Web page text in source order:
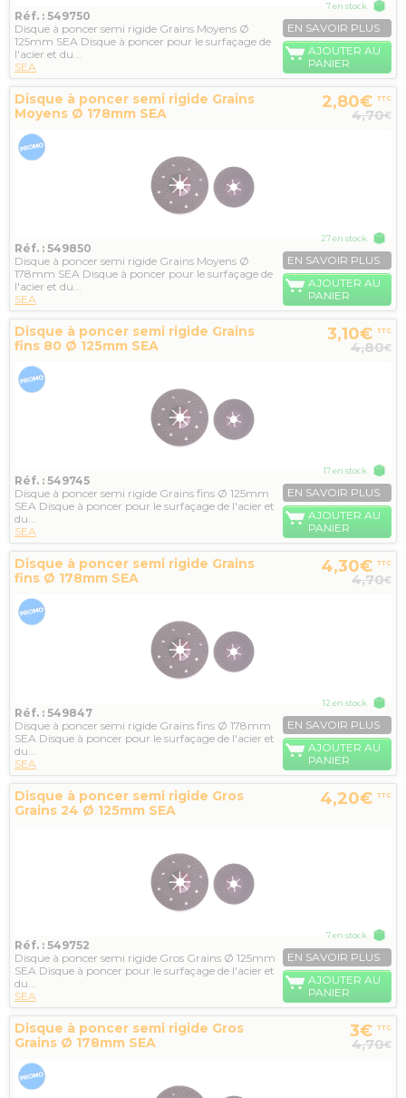
Réf. : 549750
Disque à poncer semi rigide Grains Moyens Ø
125mm SEA Disque à poncer pour le surfaçage de
l'acier et du...
SEA
7 en stock
EN SAVOIR PLUS
AJOUTER AU
PANIER
Disque à poncer semi rigide Grains
Moyens Ø 178mm SEA
2,80€ TTC
4,70€
Réf. : 549850
Disque à poncer semi rigide Grains Moyens Ø
178mm SEA Disque à poncer pour le surfaçage de
l'acier et du...
SEA
27 en stock
EN SAVOIR PLUS
AJOUTER AU
PANIER
Disque à poncer semi rigide Grains
fins 80 Ø 125mm SEA
3,10€ TTC
4,80€
Réf. : 549745
Disque à poncer semi rigide Grains fins Ø 125mm
SEA Disque à poncer pour le surfaçage de l'acier et
du...
SEA
17 en stock
EN SAVOIR PLUS
AJOUTER AU
PANIER
Disque à poncer semi rigide Grains
fins Ø 178mm SEA
4,30€ TTC
4,70€
Réf. : 549847
Disque à poncer semi rigide Grains fins Ø 178mm
SEA Disque à poncer pour le surfaçage de l'acier et
du...
SEA
12 en stock
EN SAVOIR PLUS
AJOUTER AU
PANIER
Disque à poncer semi rigide Gros
Grains 24 Ø 125mm SEA
4,20€ TTC
Réf. : 549752
Disque à poncer semi rigide Gros Grains Ø 125mm
SEA Disque à poncer pour le surfaçage de l'acier et
du...
SEA
7 en stock
EN SAVOIR PLUS
AJOUTER AU
PANIER
Disque à poncer semi rigide Gros
Grains Ø 178mm SEA
3€ TTC
4,70€